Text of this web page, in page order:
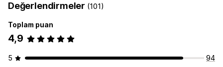
Değerlendirmeler (101)
Toplam puan
4,9
5
94